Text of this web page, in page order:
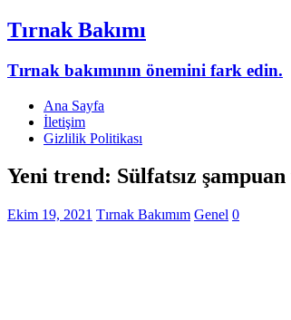
Tırnak Bakımı
Tırnak bakımının önemini fark edin.
Ana Sayfa
İletişim
Gizlilik Politikası
Yeni trend: Sülfatsız
Ekim 19, 2021 Tırnak Bakımım Genel 0